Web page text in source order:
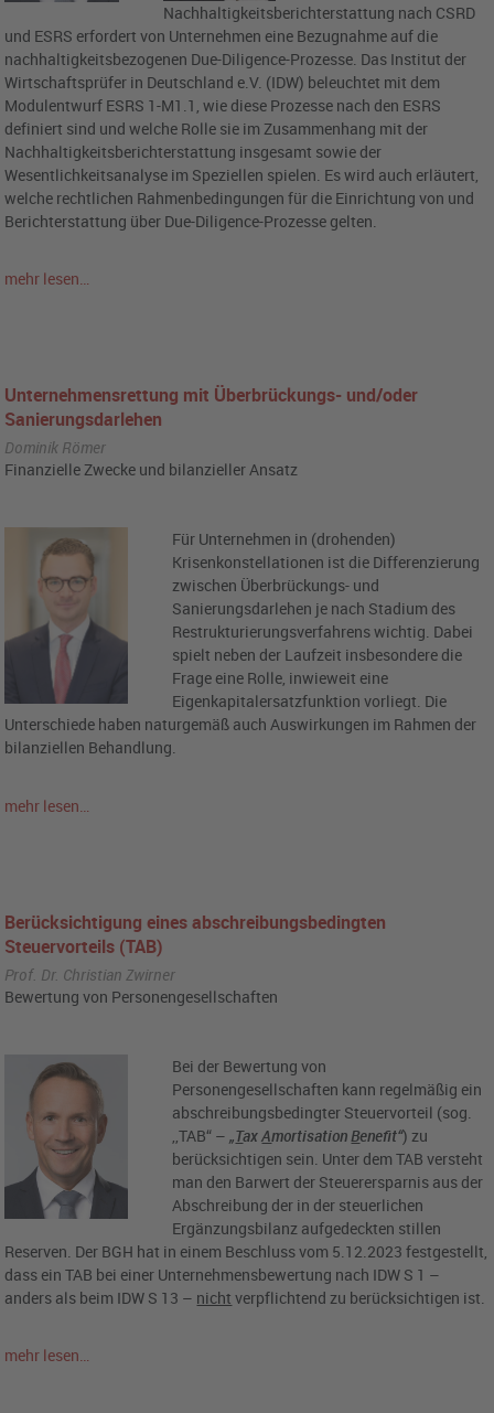
Nachhaltigkeitsberichterstattung nach CSRD
und ESRS erfordert von Unternehmen eine Bezugnahme auf die
nachhaltigkeitsbezogenen Due-Diligence-Prozesse. Das Institut der
Wirtschaftsprüfer in Deutschland e.V. (IDW) beleuchtet mit dem
Modulentwurf ESRS 1-M1.1, wie diese Prozesse nach den ESRS
definiert sind und welche Rolle sie im Zusammenhang mit der
Nachhaltigkeitsberichterstattung insgesamt sowie der
Wesentlichkeitsanalyse im Speziellen spielen. Es wird auch erläutert,
welche rechtlichen Rahmenbedingungen für die Einrichtung von und
Berichterstattung über Due-Diligence-Prozesse gelten.
mehr lesen…
Unternehmensrettung mit Überbrückungs- und/oder
Sanierungsdarlehen
Dominik Römer
Finanzielle Zwecke und bilanzieller Ansatz
Für Unternehmen in (drohenden)
Krisenkonstellationen ist die Differenzierung
zwischen Überbrückungs- und
Sanierungsdarlehen je nach Stadium des
Restrukturierungsverfahrens wichtig. Dabei
spielt neben der Laufzeit insbesondere die
Frage eine Rolle, inwieweit eine
Eigenkapitalersatzfunktion vorliegt. Die
Unterschiede haben naturgemäß auch Auswirkungen im Rahmen der
bilanziellen Behandlung.
mehr lesen…
Berücksichtigung eines abschreibungsbedingten
Steuervorteils (TAB)
Prof. Dr. Christian Zwirner
Bewertung von Personengesellschaften
Bei der Bewertung von
Personengesellschaften kann regelmäßig ein
abschreibungsbedingter Steuervorteil (sog.
,,TAB“ –„TaxAmortisation Benefit“) zu
berücksichtigen sein. Unter dem TAB versteht
man den Barwert der Steuerersparnis aus der
Abschreibung der in der steuerlichen
Ergänzungsbilanz aufgedeckten stillen
Reserven. Der BGH hat in einem Beschluss vom 5.12.2023 festgestellt,
dass ein TAB bei einer Unternehmensbewertung nach IDW S 1 –
anders als beim IDW S 13 – nicht verpflichtend zu berücksichtigen ist.
mehr lesen…